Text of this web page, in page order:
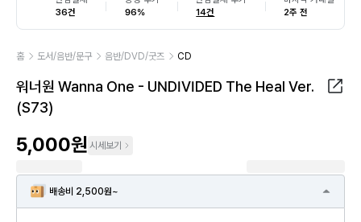
36건
96%
14건
2주 전
홈 도서/음반/문구 음반/DVD/굿즈 CD
워너원 Wanna One - UNDIVIDED The Heal Ver.
(S73)
5,000원 시세보기
배송비 2,500원~